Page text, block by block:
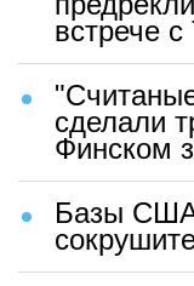
встрече
сделали
Финском
Базы США